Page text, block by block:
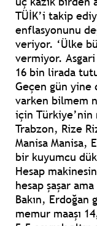
TÜİK’i takip
enflasyonunu
veriyor. ‘Ülke
vermiyor.
16 bin lirada
Geçen gün yine
varken bilmem
için Türkiye’nin
Trabzon, Rize
Manisa Manisa,
bir kuyumcu
Hesap
hesap şaşar
Bakın, Erdoğan
memur maaşı